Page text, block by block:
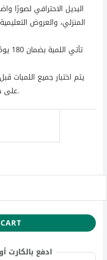
المنزلي، والعروض
على جميع الرسائل في أسرع وقت.
ادفع